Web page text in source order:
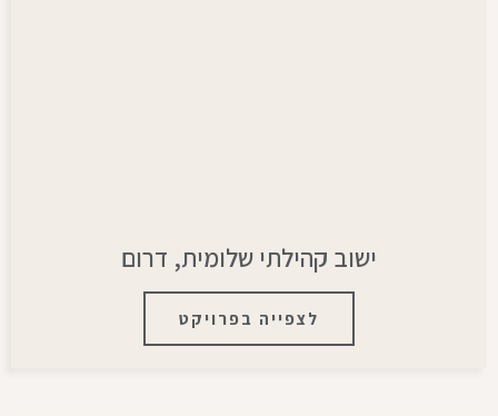
ישוב קהילתי שלומית, דרום
לצפייה בפרויקט